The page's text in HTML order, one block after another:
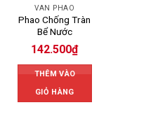
VAN PHAO
Phao Chống Tràn
Bể Nước
142.500₫
THÊM VÀO
GIỎ HÀNG